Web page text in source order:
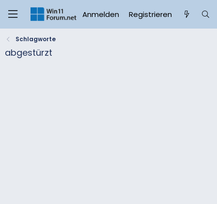
Anmelden Registrieren
Schlagworte
abgestürzt